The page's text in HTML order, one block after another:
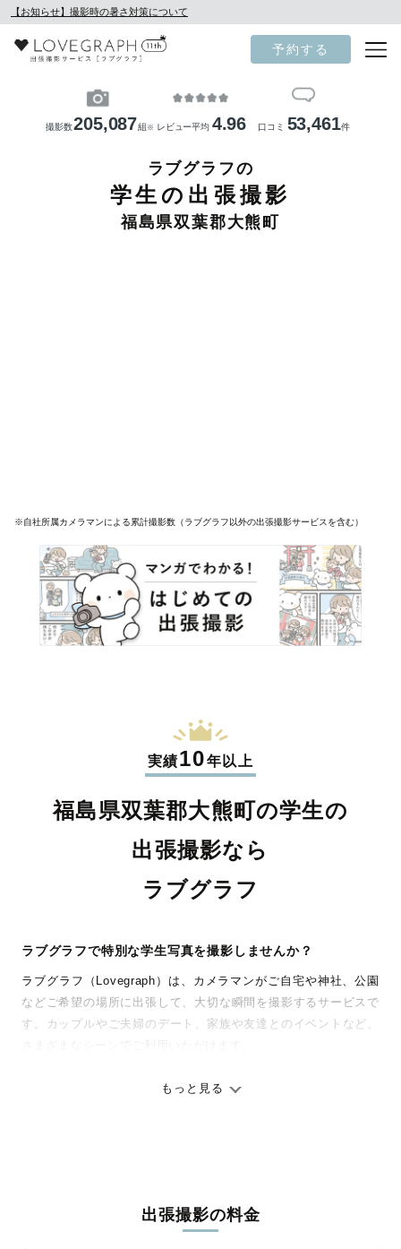
【お知らせ】撮影時の暑さ対策について
予約する
撮影数205,087組 ※ レビュー平均 4.96 口コミ 53,461件
ラブグラフの
学生の出張撮影
福島県双葉郡大熊町
※自社所属カメラマンによる累計撮影数（ラブグラフ以外の出張撮影サービスを含む）
実績10年以上
福島県双葉郡大熊町の学生の
出張撮影なら
ラブグラフ
ラブグラフで特別な学生写真を撮影しませんか？
ラブグラフ（Lovegraph）は、カメラマンがご自宅や神社、公園
などご希望の場所に出張して、大切な瞬間を撮影するサービスで
す。カップルやご夫婦のデート、家族や友達とのイベントなど、
ありのままの空気感を大切に、何十年経っても見返したくなるよ
ィを身につけたプロのカメラマンが全国47都道府県に在籍してい
ます。創業10年のノウハウを活かし、思い出に残る素敵な撮影体
もっと見る
出張撮影の料金